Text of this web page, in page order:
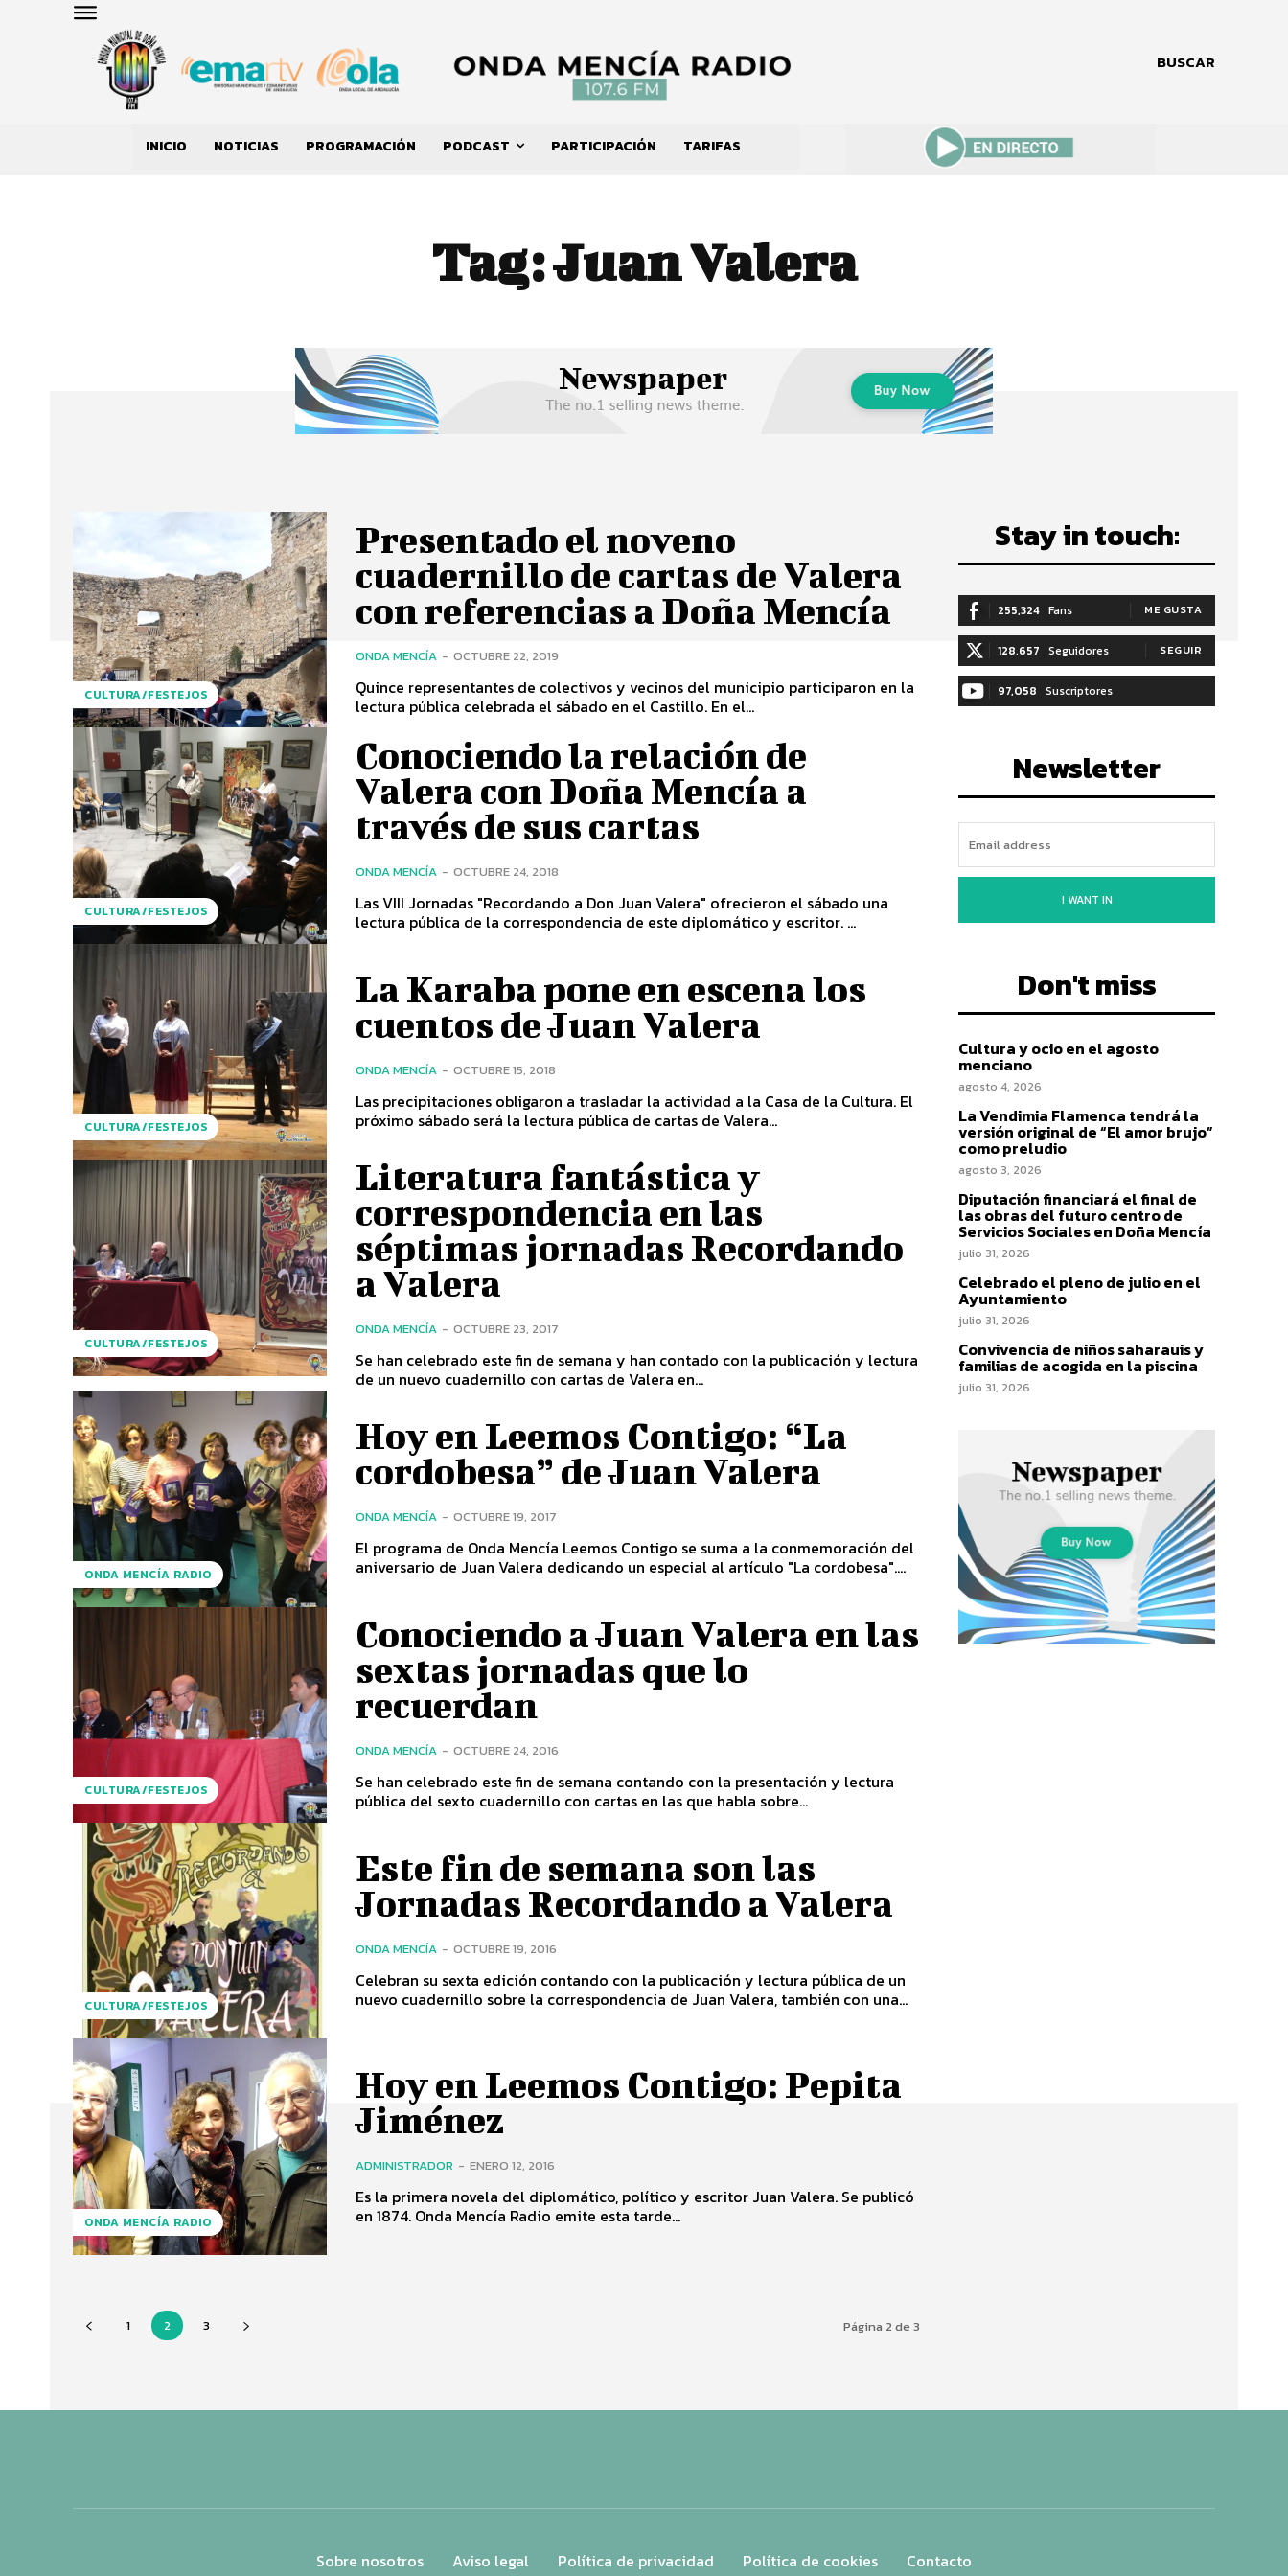
BUSCAR
INICIO NOTICIAS PROGRAMACIÓN PODCAST PARTICIPACIÓN TARIFAS
Tag:Juan Valera
CULTURA/FESTEJOS
Presentado el noveno
cuadernillo de cartas de Valera
con referencias a Doña Mencía
ONDA MENCÍA - OCTUBRE 22, 2019
Quince representantes de colectivos y vecinos del municipio participaron en la
lectura pública celebrada el sábado en el Castillo. En el...
CULTURA/FESTEJOS
Conociendo la relación de
Valera con Doña Mencía a
través de sus cartas
ONDA MENCÍA - OCTUBRE 24, 2018
Las VIII Jornadas "Recordando a Don Juan Valera" ofrecieron el sábado una
lectura pública de la correspondencia de este diplomático y escritor. ...
CULTURA/FESTEJOS
La Karaba pone en escena los
cuentos de Juan Valera
ONDA MENCÍA - OCTUBRE 15, 2018
Las precipitaciones obligaron a trasladar la actividad a la Casa de la Cultura. El
próximo sábado será la lectura pública de cartas de Valera...
CULTURA/FESTEJOS
Literatura fantástica y
correspondencia en las
séptimas jornadas Recordando
a Valera
ONDA MENCÍA - OCTUBRE 23, 2017
Se han celebrado este fin de semana y han contado con la publicación y lectura
de un nuevo cuadernillo con cartas de Valera en...
ONDA MENCÍA RADIO
Hoy en Leemos Contigo: “La
cordobesa” de Juan Valera
ONDA MENCÍA - OCTUBRE 19, 2017
El programa de Onda Mencía Leemos Contigo se suma a la conmemoración del
aniversario de Juan Valera dedicando un especial al artículo "La cordobesa"....
CULTURA/FESTEJOS
Conociendo a Juan Valera en las
sextas jornadas que lo
recuerdan
ONDA MENCÍA - OCTUBRE 24, 2016
Se han celebrado este fin de semana contando con la presentación y lectura
pública del sexto cuadernillo con cartas en las que habla sobre...
CULTURA/FESTEJOS
Este fin de semana son las
Jornadas Recordando a Valera
ONDA MENCÍA - OCTUBRE 19, 2016
Celebran su sexta edición contando con la publicación y lectura pública de un
nuevo cuadernillo sobre la correspondencia de Juan Valera, también con una...
ONDA MENCÍA RADIO
Hoy en Leemos Contigo: Pepita
Jiménez
ADMINISTRADOR - ENERO 12, 2016
Es la primera novela del diplomático, político y escritor Juan Valera. Se publicó
en 1874. Onda Mencía Radio emite esta tarde...
1 2 3 Página 2 de 3
Stay in touch:
255,324 Fans ME GUSTA
128,657 Seguidores SEGUIR
97,058 Suscriptores
Newsletter
I WANT IN
Don't miss
Cultura y ocio en el agosto
menciano
agosto 4, 2026
La Vendimia Flamenca tendrá la
versión original de “El amor brujo”
como preludio
agosto 3, 2026
Diputación financiará el final de
las obras del futuro centro de
Servicios Sociales en Doña Mencía
julio 31, 2026
Celebrado el pleno de julio en el
Ayuntamiento
julio 31, 2026
Convivencia de niños saharauis y
familias de acogida en la piscina
julio 31, 2026
Sobre nosotros Aviso legal Política de privacidad Política de cookies Contacto